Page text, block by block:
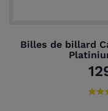
Billes de billard